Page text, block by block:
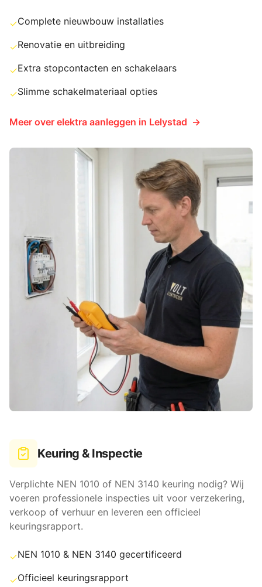
✓Complete nieuwbouw installaties
✓Renovatie en uitbreiding
✓Extra stopcontacten en schakelaars
✓Slimme schakelmateriaal opties
Meer over elektra aanleggen in Lelystad →
Keuring & Inspectie
Verplichte NEN 1010 of NEN 3140 keuring nodig? Wij
voeren professionele inspecties uit voor verzekering,
verkoop of verhuur en leveren een officieel
keuringsrapport.
✓NEN 1010 & NEN 3140 gecertificeerd
✓Officieel keuringsrapport